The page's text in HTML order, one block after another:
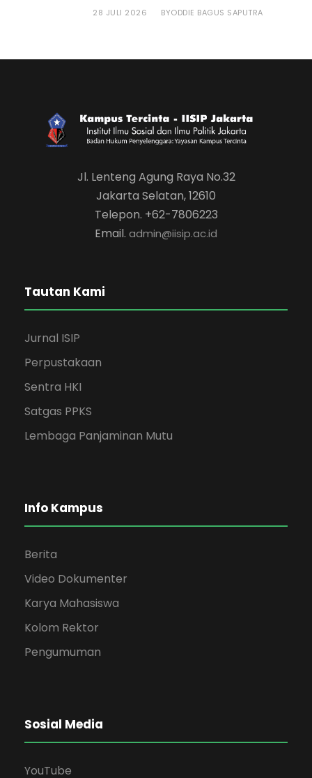
28 JULI 2026 BYODDIE BAGUS SAPUTRA
Jl. Lenteng Agung Raya No.32
Jakarta Selatan, 12610
Telepon. +62-7806223
Email. admin@iisip.ac.id
Tautan Kami
Jurnal ISIP
Perpustakaan
Sentra HKI
Satgas PPKS
Lembaga Panjaminan Mutu
Info Kampus
Berita
Video Dokumenter
Karya Mahasiswa
Kolom Rektor
Pengumuman
Sosial Media
YouTube